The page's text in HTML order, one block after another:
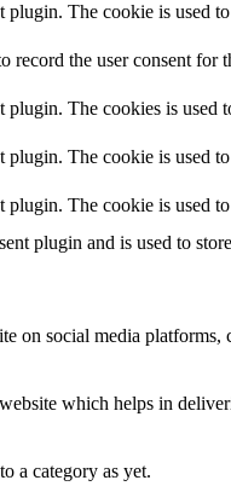
The cookie is used
record the user consent
The cookies is used
The cookie is used
The cookie is used
plugin and is used to
on social media platforms,
which helps in
a category as yet.